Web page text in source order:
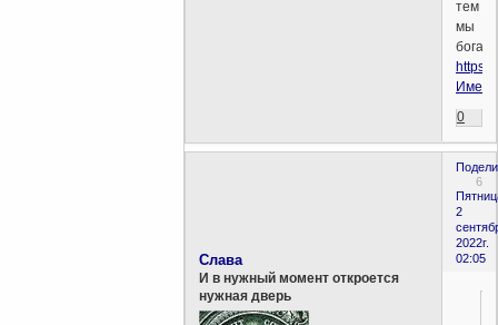
тем
мы
0
6
2
2022г.
02:05
Слава
И в нужный момент откроется
нужная дверь